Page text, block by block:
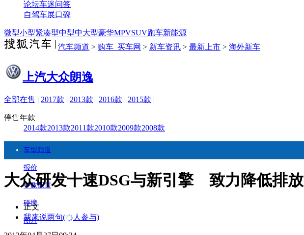
论坛车迷问答
自驾车展口碑
微型小型紧凑型中型中大型豪华MPVSUV跑车新能源
汽车频道 > 购车_买车网 > 新车资讯 > 最新上市 > 海外新车
上汽大众朗逸
全部在售 | 2017款 | 2013款 | 2016款 | 2015款 |
停售年款
2014款2013款2011款2010款2009款2008款
车型频道
报价
参数配置
碰撞
图片
大众研发十速DSG与新引擎 致力降低排放
正文
我来说两句( 人参与)